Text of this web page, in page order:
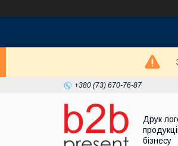
+380 (73) 670-76-87
Друк
бізнесу